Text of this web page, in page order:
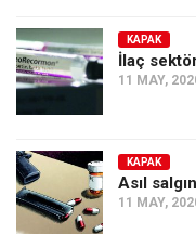
KAPAK
İlaç
11 MAY,
KAPAK
Asıl
11 MAY,